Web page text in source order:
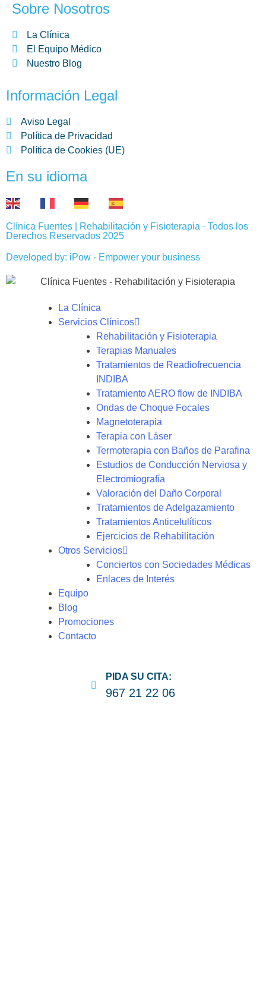
Sobre Nosotros
La Clínica
El Equipo Médico
Nuestro Blog
Información Legal
Aviso Legal
Política de Privacidad
Política de Cookies (UE)
En su idioma
Developed by: iPow - Empower your business
Clínica Fuentes | Rehabilitación y Fisioterapia · Todos los
Derechos Reservados 2025
La Clínica
Servicios Clínicos
Rehabilitación y Fisioterapia
Terapias Manuales
Tratamientos de Readiofrecuencia
INDIBA
Tratamiento AERO flow de INDIBA
Ondas de Choque Focales
Magnetoterapia
Terapia con Láser
Termoterapia con Baños de Parafina
Estudios de Conducción Nerviosa y
Electromiografía
Valoración del Daño Corporal
Tratamientos de Adelgazamiento
Tratamientos Anticelulíticos
Ejercicios de Rehabilitación
Otros Servicios
Conciertos con Sociedades Médicas
Enlaces de Interés
Equipo
Blog
Promociones
Contacto
PIDA SU CITA:
967 21 22 06